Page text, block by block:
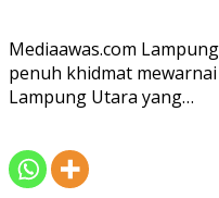
Mediaawas.com
penuh khidmat
Lampung Utara yang…